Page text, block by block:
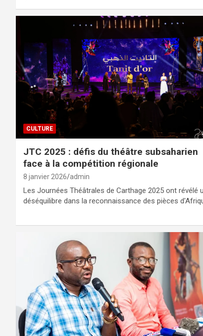
CULTURE
JTC 2025 : défis du théâtre subsaharien
face à la compétition régionale
8 janvier 2026 admin
Les Journées Théâtrales de Carthage 2025 ont révélé
déséquilibre dans la reconnaissance des pièces